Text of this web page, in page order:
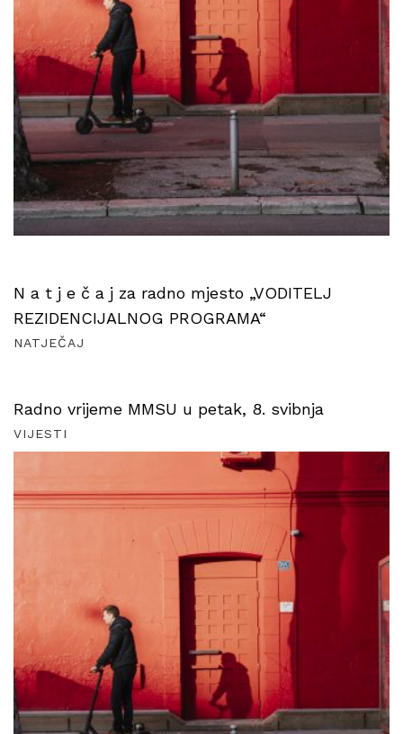
N a t j e č a j za radno mjesto „VODITELJ
REZIDENCIJALNOG PROGRAMA“
NATJEČAJ
Radno vrijeme MMSU u petak, 8. svibnja
VIJESTI